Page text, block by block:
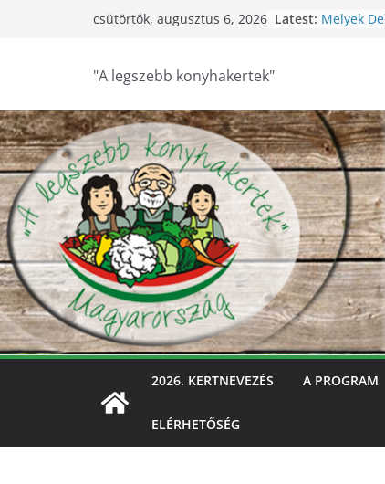
csütörtök, augusztus 6, 2026 Latest: Melyek
nógrádi
nevelik a
Keresik
Debrecen
keresik –
"A legszebb konyhakertek"
2026. KERTNEVEZÉS A PROGRAM
ELÉRHETŐSÉG